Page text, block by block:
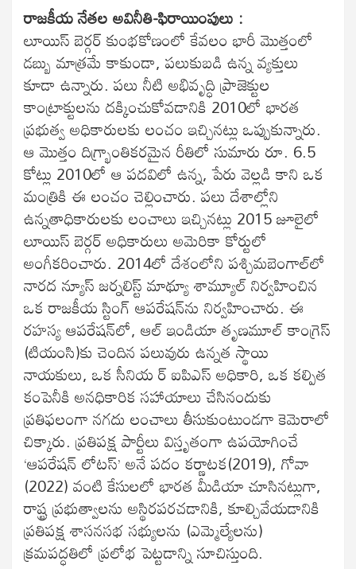
రాజకీయ నేతల అవినీతి-ఫిరాయింపులు :
లూయిస్ బెర్గర్ కుంభకోణంలో కేవలం భారీ మొత్తంలో
డబ్బు మాత్రమే కాకుండా, పలుకుబడి ఉన్న వ్యక్తులు
కూడా ఉన్నారు. పలు నీటి అభివృద్ధి ప్రాజెక్టుల
కాంట్రాక్టులను దక్కించుకోవడానికి 2010లో భారత
ప్రభుత్వ అధికారులకు లంచం ఇచ్చినట్లు ఒప్పుకున్నారు.
ఆ మొత్తం దిగ్భ్రాంతికరమైన రీతిలో సుమారు రూ. 6.5
కోట్లు 2010లో ఆ పదవిలో ఉన్న, పేరు వెల్లడి కాని ఒక
మంత్రికి ఈ లంచం చెల్లించారు. పలు దేశాల్లోని
ఉన్నతాధికారులకు లంచాలు ఇచ్చినట్లు 2015 జూలైలో
లూయిస్ బెర్గర్ అధికారులు అమెరికా కోర్టులో
అంగీకరించారు. 2014లో దేశంలోని పశ్చిమబెంగాల్‌లో
నారద న్యూస్ జర్నలిస్ట్ మాథ్యూ శామ్యూల్ నిర్వహించిన
ఒక రాజకీయ స్టింగ్ ఆపరేషన్‌ను నిర్వ‌హించారు. ఈ
రహస్య ఆపరేషన్‌లో, ఆల్ ఇండియా తృణమూల్ కాంగ్రెస్
(టియంసి)కు చెందిన పలువురు ఉన్నత స్థాయి
నాయకులు, ఒక సీనియ ర్ ఐపిఎస్ అధికారి, ఒక కల్పిత
కంపెనీకి అనధికారిక సహాయాలు చేసినందుకు
ప్రతిఫలంగా నగదు లంచాలు తీసుకుంటుండగా కెమెరాలో
చిక్కారు. ప్రతిపక్ష పార్టీలు విస్తృతంగా ఉపయోగించే
‘ఆపరేషన్ లోటస్’ అనే పదం కర్ణాటక(2019), గోవా
(2022) వంటి కేసులలో భారత మీడియా చూసినట్లుగా,
రాష్ట్ర ప్రభుత్వాలను అస్థిరపరచడానికి, కూల్చివేయడానికి
ప్రతిపక్ష శాసనసభ సభ్యులను (ఎమ్మెల్యేలను)
క్రమపద్ధతిలో ప్రలోభ పెట్టడాన్ని సూచిస్తుంది.